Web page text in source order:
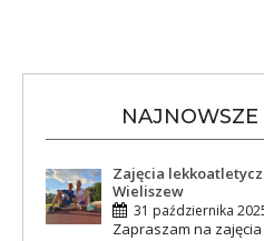
Zajęcia
Wieliszew
31 października
Zapraszam na zajęcia